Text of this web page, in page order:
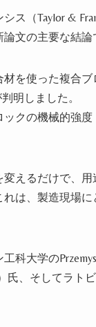
（Taylor &
文の主要な結論
を使った複合
明しました。
クの機械的強
えるだけで、
は、製造現場
科大学の
、そしてラト